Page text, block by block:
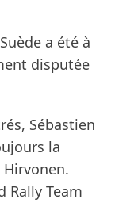
a été à
disputée
Sébastien
la
Hirvonen.
Rally Team